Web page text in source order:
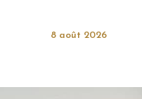
8 août 2026